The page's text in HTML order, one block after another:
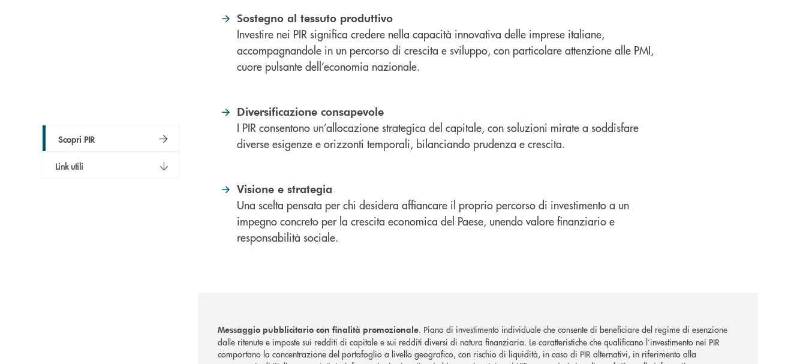
Scopri PIR
Link utili
Sostegno al tessuto produttivo
Investire nei PIR significa credere nella capacità innovativa delle imprese italiane,
accompagnandole in un percorso di crescita e sviluppo, con particolare attenzione alle PMI,
cuore pulsante dell’economia nazionale.
Diversificazione consapevole
I PIR consentono un’allocazione strategica del capitale, con soluzioni mirate a soddisfare
diverse esigenze e orizzonti temporali, bilanciando prudenza e crescita.
Visione e strategia
Una scelta pensata per chi desidera affiancare il proprio percorso di investimento a un
impegno concreto per la crescita economica del Paese, unendo valore finanziario e
responsabilità sociale.
Messaggio pubblicitario con finalità promozionale. Piano di investimento individuale che consente di beneficiare del regime di esenzione
dalle ritenute e imposte sui redditi di capitale e sui redditi diversi di natura finanziaria. Le caratteristiche che qualificano l’investimento nei PIR
comportano la concentrazione del portafoglio a livello geografico, con rischio di liquidità, in caso di PIR alternativi, in riferimento alla